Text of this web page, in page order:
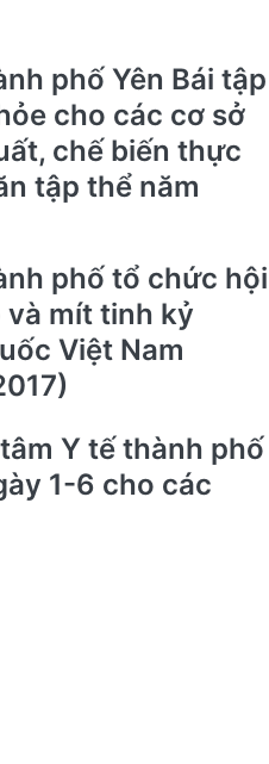
phố Yên Bái tập
cho các cơ sở
chế biến thực
tập thể năm
phố tổ chức hội
mít tinh kỷ
Việt Nam
Y tế thành phố
1-6 cho các